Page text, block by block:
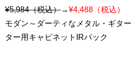
¥5,984（税込）→¥4,488（税込）
モダン～ダーティなメタル・ギタ
ター用キャビネットIRパック